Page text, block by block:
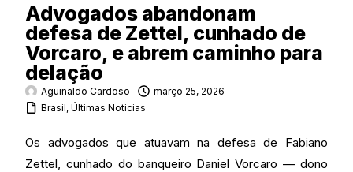
Advogados abandonam
defesa de Zettel, cunhado de
Vorcaro, e abrem caminho para
delação
Aguinaldo Cardoso
março 25, 2026
Brasil,Últimas Noticias
Os advogados que atuavam na defesa de Fabiano
Zettel, cunhado do banqueiro Daniel Vorcaro — dono